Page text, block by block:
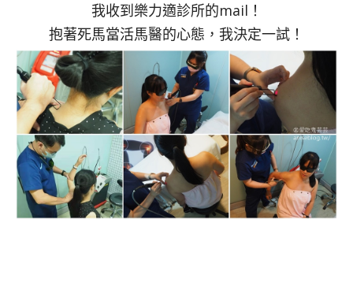
我收到樂力適診所的mail！
抱著死馬當活馬醫的心態，我決定一試！